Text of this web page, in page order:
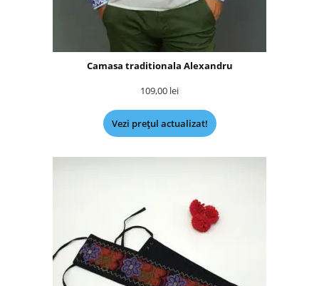
Camasa traditionala Alexandru
109,00 lei
Vezi prețul actualizat!